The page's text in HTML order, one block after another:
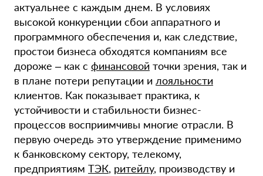
актуальнее с каждым днем. В условиях
высокой конкуренции сбои аппаратного и
программного обеспечения и, как следствие,
простои бизнеса обходятся компаниям все
дороже – как с финансовой точки зрения, так и
в плане потери репутации и лояльности
клиентов. Как показывает практика, к
устойчивости и стабильности бизнес-
процессов восприимчивы многие отрасли. В
первую очередь это утверждение применимо
к банковскому сектору, телекому,
предприятиям ТЭК, ритейлу, производству и